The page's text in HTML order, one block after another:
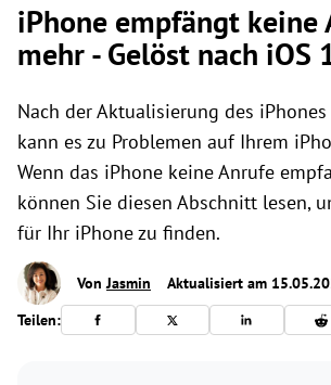
iPhone empfängt keine
mehr - Gelöst nach iOS
Nach der Aktualisierung des
kann es zu Problemen auf Ihrem
Wenn das iPhone keine Anrufe
können Sie diesen Abschnitt lesen,
für Ihr iPhone zu finden.
VonJasmin
Aktualisiert am
Teilen: